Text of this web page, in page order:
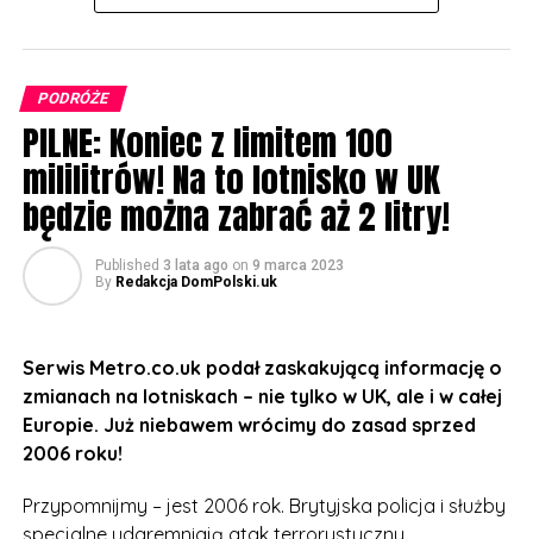
PODRÓŻE
PILNE: Koniec z limitem 100
mililitrów! Na to lotnisko w UK
będzie można zabrać aż 2 litry!
Published 3 lata ago on 9 marca 2023
By Redakcja DomPolski.uk
Serwis Metro.co.uk podał zaskakującą informację o
zmianach na lotniskach – nie tylko w UK, ale i w całej
Europie. Już niebawem wrócimy do zasad sprzed
2006 roku!
Przypomnijmy – jest 2006 rok. Brytyjska policja i służby
specjalne udaremniają atak terrorystyczny